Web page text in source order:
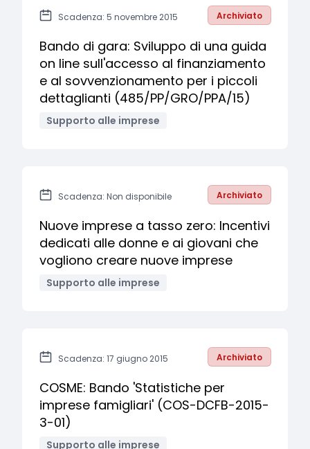
Scadenza: 5 novembre 2015 Archiviato
Bando di gara: Sviluppo di una guida
on line sull'accesso al finanziamento
e al sovvenzionamento per i piccoli
dettaglianti (485/PP/GRO/PPA/15)
Supporto alle imprese
Scadenza: Non disponibile Archiviato
Nuove imprese a tasso zero: Incentivi
dedicati alle donne e ai giovani che
vogliono creare nuove imprese
Supporto alle imprese
Scadenza: 17 giugno 2015 Archiviato
COSME: Bando 'Statistiche per
imprese famigliari' (COS-DCFB-2015-
3-01)
Supporto alle imprese